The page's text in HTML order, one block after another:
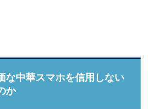
な中華スマホを信用しない
か